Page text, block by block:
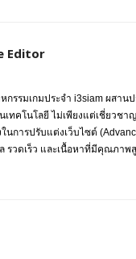
Editor
กรรมเกมประจำ i3siam ผสาน
ทคโนโลยี ไม่เพียงแต่เชี่ยวชา
นการปรับแต่งเว็บไซต์
รวดเร็ว และเนื้อหาที่มีคุณภาพ